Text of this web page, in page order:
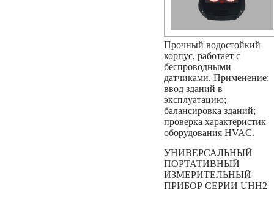
Прочный водостойкий
корпус, работает с
беспроводными
датчиками. Применение:
ввод зданий в
эксплуатацию;
балансировка зданий;
проверка характеристик
оборудования HVAC.
УНИВЕРСАЛЬНЫЙ
ПОРТАТИВНЫЙ
ИЗМЕРИТЕЛЬНЫЙ
ПРИБОР СЕРИИ UHH2